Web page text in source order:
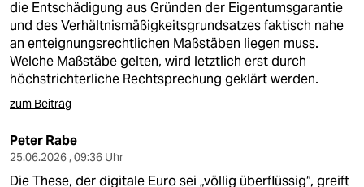
die Entschädigung aus Gründen der Eigentumsgarantie
und des Verhältnismäßigkeitsgrundsatzes faktisch nahe
an enteignungsrechtlichen Maßstäben liegen muss.
Welche Maßstäbe gelten, wird letztlich erst durch
höchstrichterliche Rechtsprechung geklärt werden.
zum Beitrag
Peter Rabe
25.06.2026 , 09:36 Uhr
Die These, der digitale Euro sei „völlig überflüssig“, greift